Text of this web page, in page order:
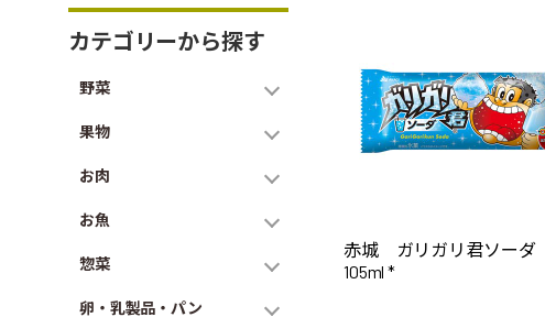
カテゴリーから探す
野菜
果物
お肉
お魚
惣菜
卵・乳製品・パン
赤城 ガリガリ君ソーダ
105ml *